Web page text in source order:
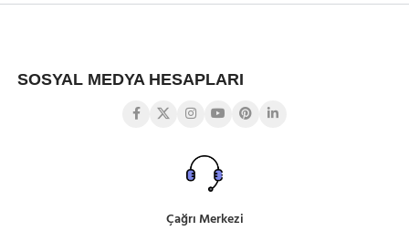
SOSYAL MEDYA HESAPLARI
Çağrı Merkezi